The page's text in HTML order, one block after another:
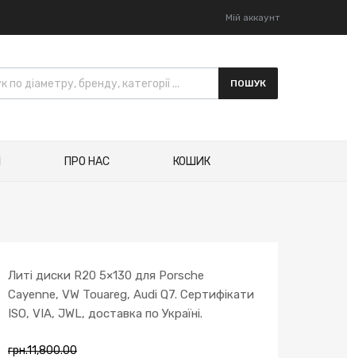
Мій аккаунт
ПОШУК
ПРО НАС КОШИК
Литі диски R20 5×130 для Porsche
Cayenne, VW Touareg, Audi Q7. Сертифікати
ISO, VIA, JWL, доставка по Україні.
грн.11,800.00